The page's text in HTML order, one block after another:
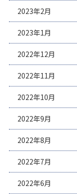
2023年2月
2023年1月
2022年12月
2022年11月
2022年10月
2022年9月
2022年8月
2022年7月
2022年6月